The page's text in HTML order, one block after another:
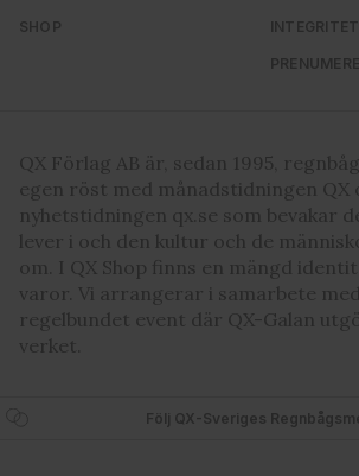
SHOP
QX Förlag AB är, sedan 1995,
egen röst med månadstidningen QX
nyhetstidningen qx.se som bevakar
lever i och den kultur och de
om. I QX Shop finns en mängd
varor. Vi arrangerar i samarbete
regelbundet event där QX-Galan
verket.
Följ QX-Sveriges